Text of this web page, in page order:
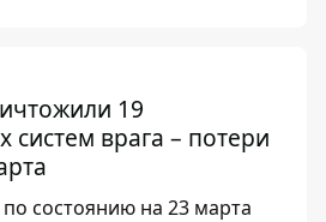
19
систем врага – потери
состоянию на 23 марта